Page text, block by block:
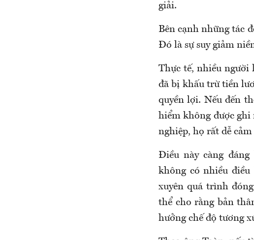
giải.
Bên cạnh những tác
Đó là sự suy giảm
Thực tế, nhiều người
đã bị khấu trừ tiền
quyền lợi. Nếu đến
hiểm không được ghi
nghiệp, họ rất dễ
Điều này càng
không có nhiều
xuyên quá trình
thể cho rằng bản
hưởng chế độ tương